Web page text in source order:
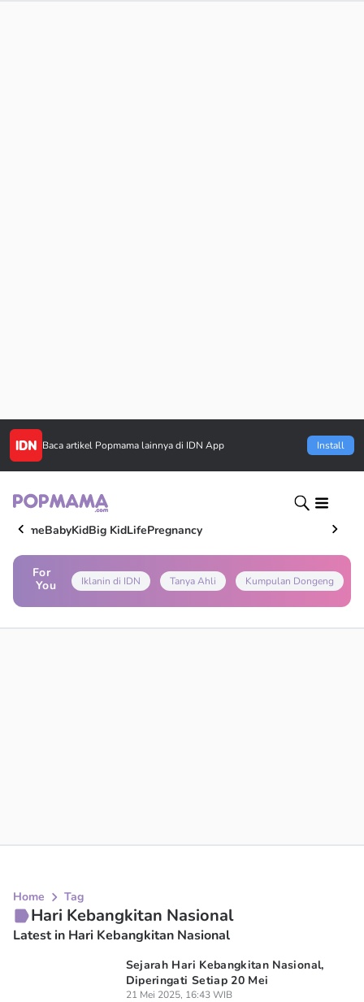
Baca artikel Popmama lainnya di IDN App Install
HomeBabyKidBig KidLifePregnancy
For
You
Iklanin di IDN Tanya Ahli Kumpulan Dongeng
Home Tag
Hari Kebangkitan Nasional
Latest in Hari Kebangkitan Nasional
Sejarah Hari Kebangkitan Nasional,
Diperingati Setiap 20 Mei
21 Mei 2025, 16:43 WIB